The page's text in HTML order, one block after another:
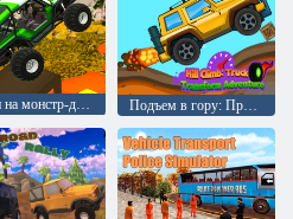
Трюки на монстр-джипах Подъем в гору: Приключение с трансформацией грузовика